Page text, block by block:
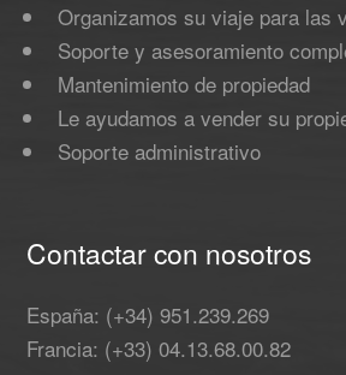
Organizamos su viaje para las
Soporte y asesoramiento
Mantenimiento de propiedad
Le ayudamos a vender su
Soporte administrativo
Contactar con nosotros
España: (+34) 951.239.269
Francia: (+33) 04.13.68.00.82